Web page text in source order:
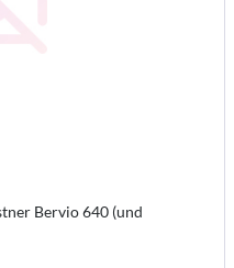
Bervio 640 (und